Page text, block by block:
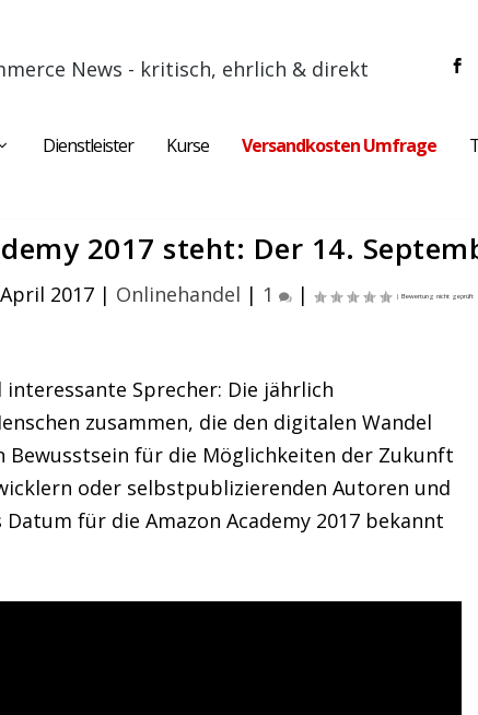
News - kritisch, ehrlich & direkt
Dienstleister Kurse Versandkosten Umfrage
2017 steht: Der 14.
2017| Onlinehandel | 1 |
Sprecher: Die jährlich
zusammen, die den digitalen Wandel
Bewusstsein für die Möglichkeiten der Zukunft
oder selbstpublizierenden Autoren und
für die Amazon Academy 2017 bekannt